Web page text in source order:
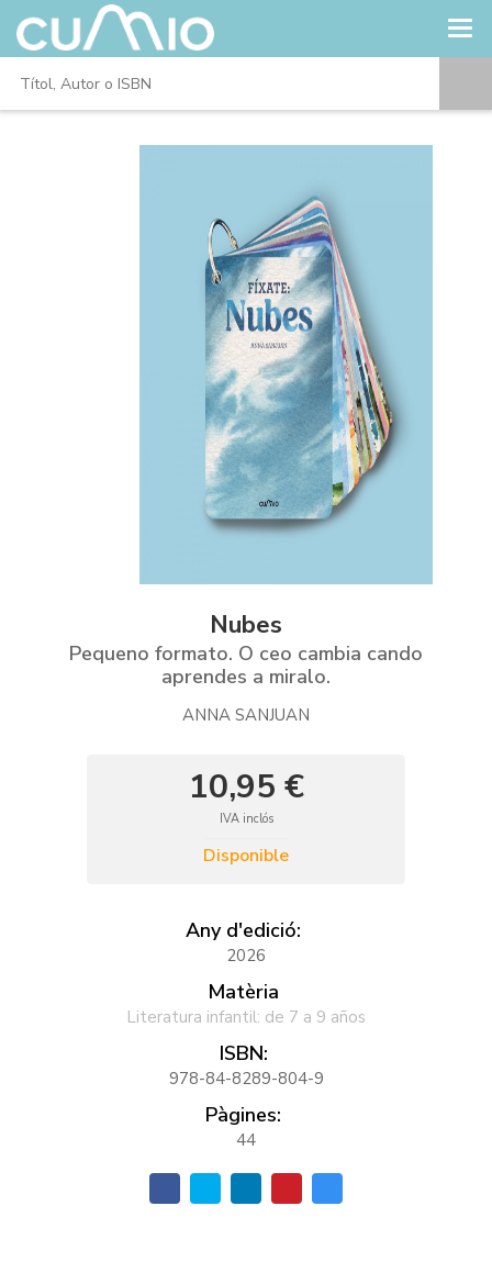
Nubes
Pequeno formato. O ceo cambia cando
aprendes a miralo.
ANNA SANJUAN
10,95 €
IVA inclós
Disponible
Any d'edició:
2026
Matèria
Literatura infantil: de 7 a 9 años
ISBN:
978-84-8289-804-9
Pàgines:
44